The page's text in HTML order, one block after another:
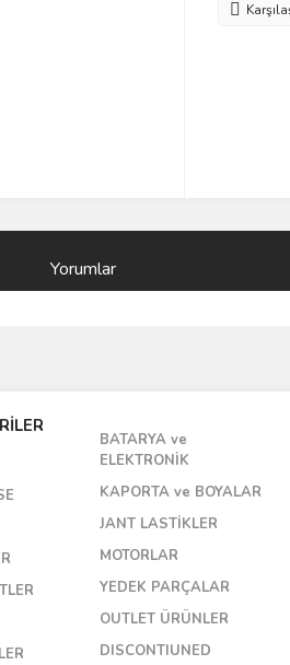
Yorumlar
Yorum Yaz
BATARYA ve
ELEKTRONİK
KAPORTA ve BOYALAR
JANT LASTİKLER
MOTORLAR
YEDEK PARÇALAR
OUTLET ÜRÜNLER
DISCONTIUNED